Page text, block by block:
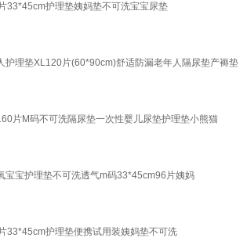
33*45cm护理垫姨妈垫不可洗宝宝尿垫
护理垫XL120片(60*90cm)舒适防漏老年人隔尿垫产褥垫
片M码不可洗隔尿垫一次性婴儿尿垫护理垫小熊猫
宝宝护理垫不可洗透气m码33*45cm96片姨妈
33*45cm护理垫便携试用装姨妈垫不可洗